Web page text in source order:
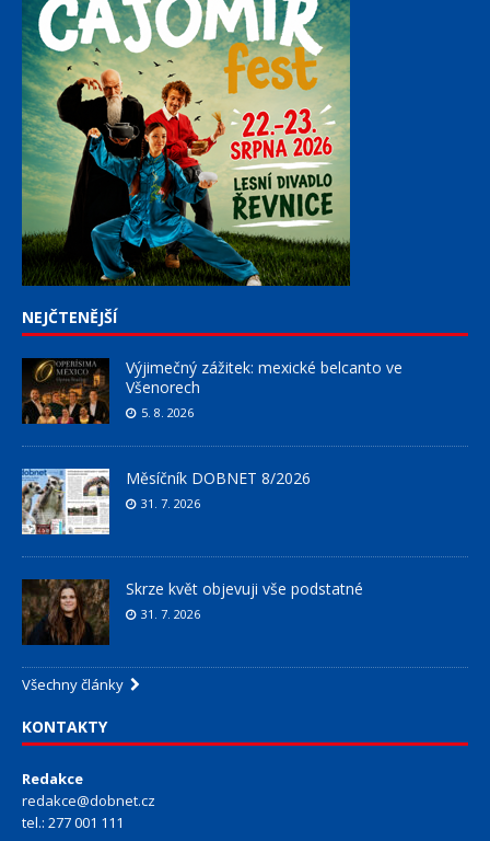
NEJČTENĚJŠÍ
Výjimečný zážitek: mexické belcanto ve
Všenorech
5. 8. 2026
Měsíčník DOBNET 8/2026
31. 7. 2026
Skrze květ objevuji vše podstatné
31. 7. 2026
Všechny články
KONTAKTY
Redakce
redakce@dobnet.cz
tel.: 277 001 111